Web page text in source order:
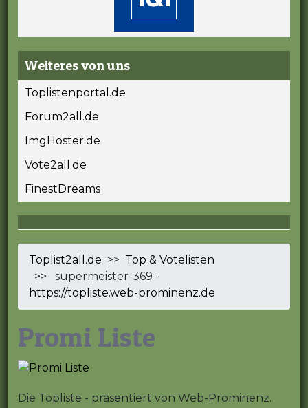
Weiteres von uns
Toplistenportal.de
Forum2all.de
ImgHoster.de
Vote2all.de
FinestDreams
Toplist2all.de >> Top & Votelisten
>> supermeister-369 -
https://topliste.web-prominenz.de
Promi Liste
Die Topliste - präsentiert von Web-Prominenz.